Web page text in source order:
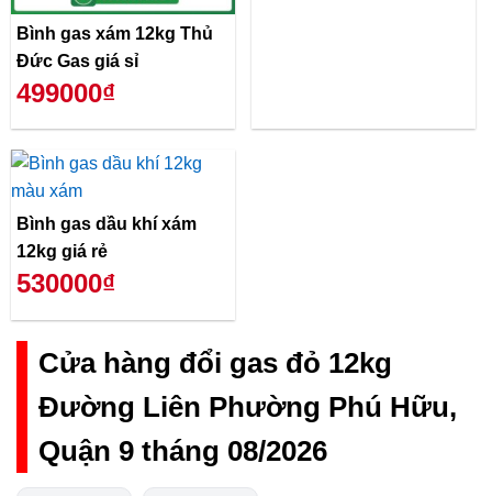
Bình gas xám 12kg Thủ
Đức Gas giá sỉ
499000₫
Bình gas dầu khí xám
12kg giá rẻ
530000₫
Cửa hàng đổi gas đỏ 12kg
Đường Liên Phường Phú Hữu,
Quận 9 tháng 08/2026